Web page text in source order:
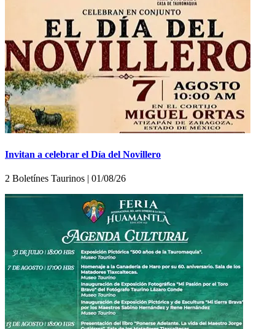
Invitan a celebrar el Día del Novillero
2 Boletínes Taurinos | 01/08/26